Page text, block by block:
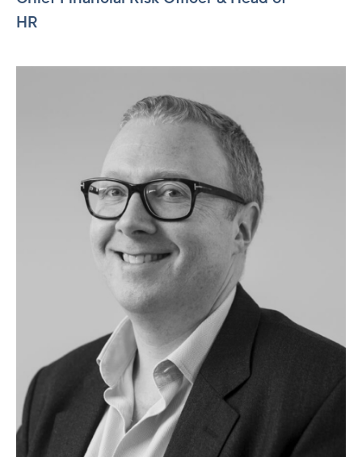
HR
joining Norfund, she was EVP for HR, Marketing
and Communication, IT and Strategy at
Norconsult. She has more than 10 years of
experience in HR directorship roles and has
held several finance manager positions,
including at Posten and Cermaq. She holds a
Master of Management with a specialisation in
international business leadership from BI
Norwegian Business School.